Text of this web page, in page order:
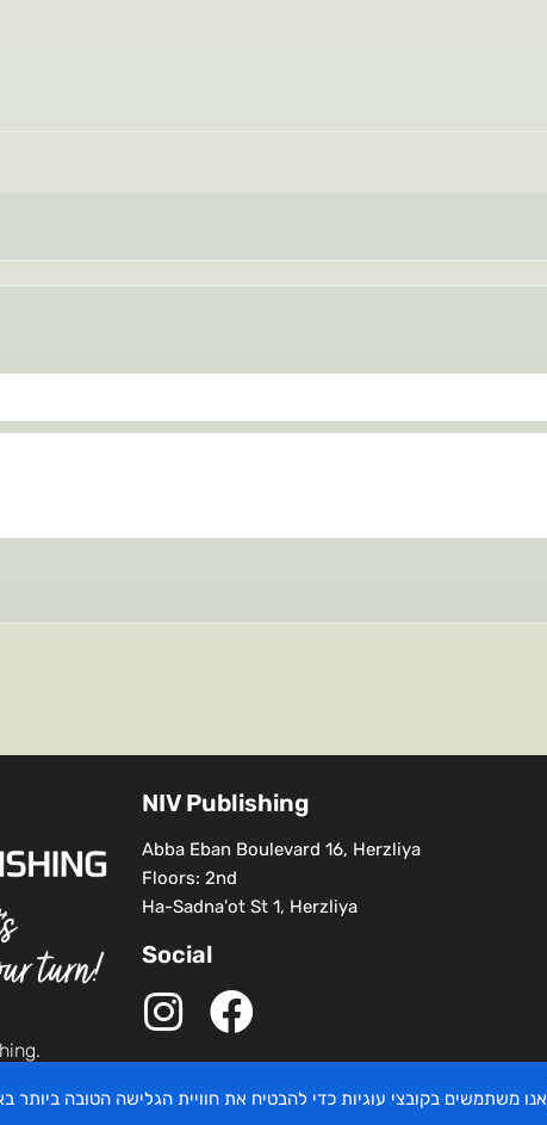
NIV Publishing
Abba Eban Boulevard 16, Herzliya
Floors: 2nd
Ha-Sadna'ot St 1, Herzliya
Social
אנו משתמשים בקובצי עוגיות כדי להבטיח את חוויית הגלישה הטובה